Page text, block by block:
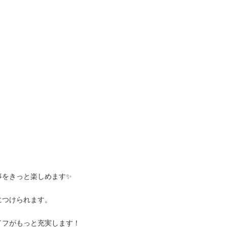
きっと楽しめます✨
けられます。
がもっと充実します！